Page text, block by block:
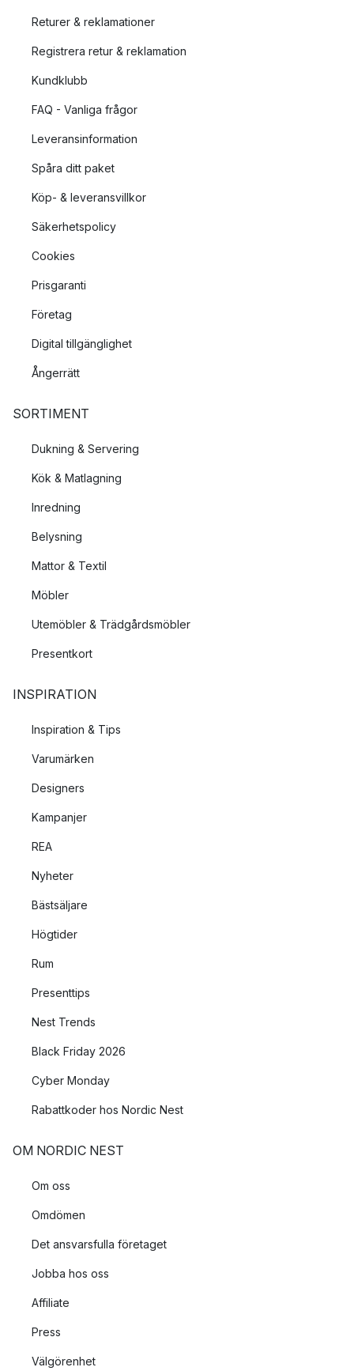
Returer & reklamationer
Registrera retur & reklamation
Kundklubb
FAQ - Vanliga frågor
Leveransinformation
Spåra ditt paket
Köp- & leveransvillkor
Säkerhetspolicy
Cookies
Prisgaranti
Företag
Digital tillgänglighet
Ångerrätt
SORTIMENT
Dukning & Servering
Kök & Matlagning
Inredning
Belysning
Mattor & Textil
Möbler
Utemöbler & Trädgårdsmöbler
Presentkort
INSPIRATION
Inspiration & Tips
Varumärken
Designers
Kampanjer
REA
Nyheter
Bästsäljare
Högtider
Rum
Presenttips
Nest Trends
Black Friday 2026
Cyber Monday
Rabattkoder hos Nordic Nest
OM NORDIC NEST
Om oss
Omdömen
Det ansvarsfulla företaget
Jobba hos oss
Affiliate
Press
Välgörenhet